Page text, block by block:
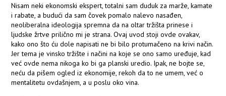
Nisam neki ekonomski ekspert, totalni sam duduk za marže, kamate
i rabate, a budući da sam čovek pomalo nalevo nasađen,
neoliberalna ideologija spremna da na oltar tržišta prinese i
ljudske žrtve prilično mi je strana. Ovaj uvod stoji ovde ovakav,
kako ono što ću dole napisati ne bi bilo protumačeno na krivi način.
Jer tema je vinsko tržište i načini na koje se ono samo uređuje, kad
već ovde nema nikoga ko bi ga planski uredio. Ipak, ne bojte se,
neću da pišem ogled iz ekonomije, rekoh da to ne umem, već o
mentalitetu ovdašnjem, a u poslu oko vina.